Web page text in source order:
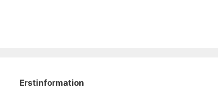
Erstinformation